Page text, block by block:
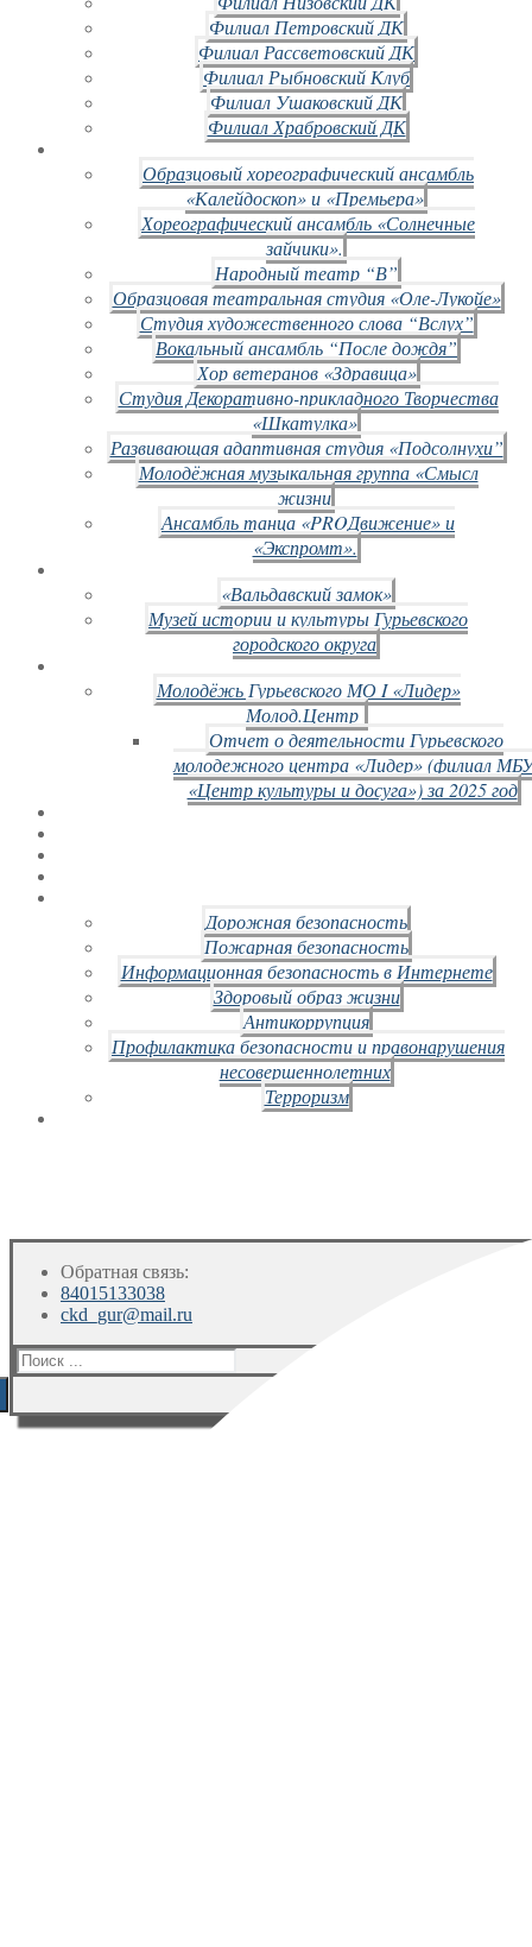
Филиал Петровский ДК
Филиал Рассветовский ДК
Филиал Рыбновский Клуб
Филиал Ушаковский ДК
Филиал Храбровский ДК
Образцовый хореографический ансамбль
«Калейдоскоп» и «Премьера»
Хореографический ансамбль «Солнечные
зайчики».
Народный театр “В”
Образцовая театральная студия «Оле-Лукойе»
Студия художественного слова “Вслух”
Вокальный ансамбль “После дождя”
Хор ветеранов «Здравица»
Студия Декоративно-прикладного Творчества
«Шкатулка»
Развивающая адаптивная студия «Подсолнухи”
Молодёжная музыкальная группа «Смысл
жизни
Ансамбль танца «PROДвижение» и
«Экспромт».
«Вальдавский замок»
Музей истории и культуры Гурьевского
городского округа
Молодёжь Гурьевского МО I «Лидер»
Молод.Центр
Отчет о деятельности Гурьевского
молодежного центра «Лидер» (филиал
«Центр культуры и досуга») за 2025 год
Дорожная безопасность
Пожарная безопасность
Информационная безопасность в Интернете
Здоровый образ жизни
Антикоррупция
Профилактика безопасности и правонарушения
несовершеннолетних
Терроризм
Обратная связь:
84015133038
ckd_gur@mail.ru
Искать: